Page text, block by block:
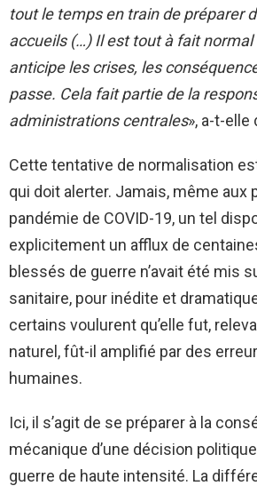
tout le temps en train de préparer
accueils (…) Il est tout à fait normal
anticipe les crises, les
passe. Cela fait partie de la
administrations centrales», a-t-elle
Cette tentative de normalisation
qui doit alerter. Jamais, même aux
pandémie de COVID-19, un tel
explicitement un afflux de
blessés de guerre n’avait été mis
sanitaire, pour inédite et
certains voulurent qu’elle fut,
naturel, fût-il amplifié par des
humaines.
Ici, il s’agit de se préparer à la
mécanique d’une décision
guerre de haute intensité. La